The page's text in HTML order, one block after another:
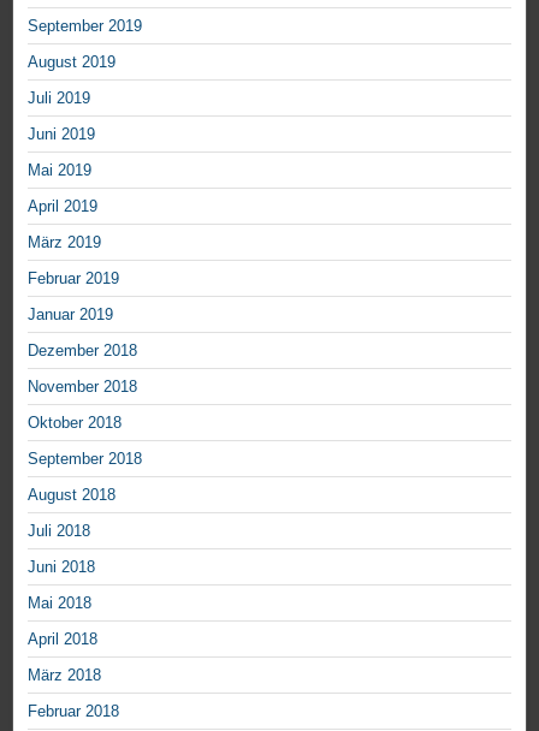
September 2019
August 2019
Juli 2019
Juni 2019
Mai 2019
April 2019
März 2019
Februar 2019
Januar 2019
Dezember 2018
November 2018
Oktober 2018
September 2018
August 2018
Juli 2018
Juni 2018
Mai 2018
April 2018
März 2018
Februar 2018